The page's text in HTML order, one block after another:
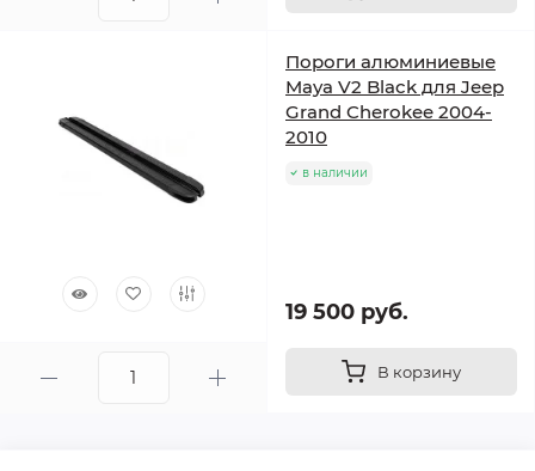
Пороги алюминиевые
Maya V2 Black для Jeep
Grand Cherokee 2004-
2010
в наличии
19 500 руб.
В корзину